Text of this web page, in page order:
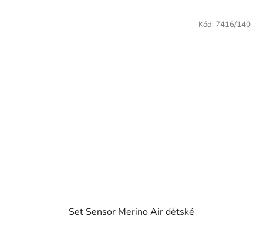
Set Sensor Merino Air dětské
Kód: 7416/140